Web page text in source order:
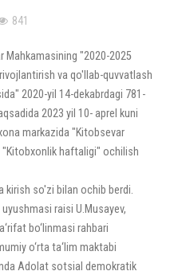
841
Mahkamasining "2020-2025
va qo'llab-quvvatlash
2020-yil 14-dekabrdagi 781-
2023 yil 10- aprel kuni
markazida "Kitobsevar
haftaligi" ochilish
kirish so'zi bilan ochib berdi.
raisi U.Musayev,
bo‘linmasi rahbari
o‘rta ta‘lim maktabi
Adolat sotsial demokratik